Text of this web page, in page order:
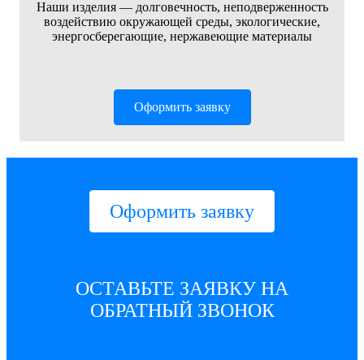
Наши изделия — долговечность, неподверженность
воздействию окружающей среды, экологические,
энергосберегающие, нержавеющие материалы
Оформить заявку
Оформить заявку
ОСТАВЬТЕ ЗАЯВКУ НА
ОБРАТНЫЙ ЗВОНОК